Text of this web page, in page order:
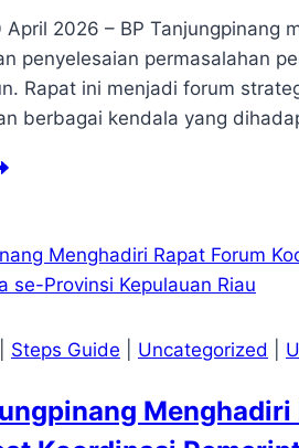
2026 – BP Tanjungpinang
penyelesaian permasalahan
Rapat ini menjadi forum
berbagai kendala yang
Steps Guide Uncategorized
Menghadiri